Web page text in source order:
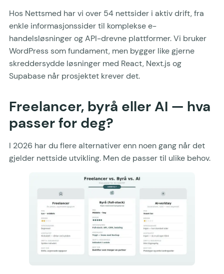
Hos Nettsmed har vi over 54 nettsider i aktiv drift, fra
enkle informasjonssider til komplekse e-
handelsløsninger og API-drevne plattformer. Vi bruker
WordPress som fundament, men bygger like gjerne
skreddersydde løsninger med React, Next.js og
Supabase når prosjektet krever det.
Freelancer, byrå eller AI — hva
passer for deg?
I 2026 har du flere alternativer enn noen gang når det
gjelder nettside utvikling. Men de passer til ulike behov.